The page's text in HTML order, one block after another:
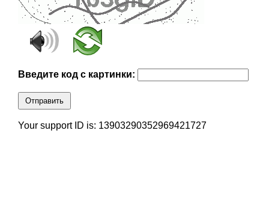
Введите код с картинки:
Отправить
Your support ID is: 13903290352969421727